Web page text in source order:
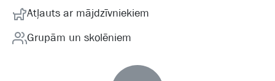
Atļauts ar mājdzīvniekiem
Grupām un skolēniem